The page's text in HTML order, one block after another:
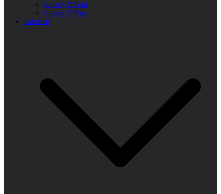
Galaxy Z Fold
Galaxy Z Flip
Таблети